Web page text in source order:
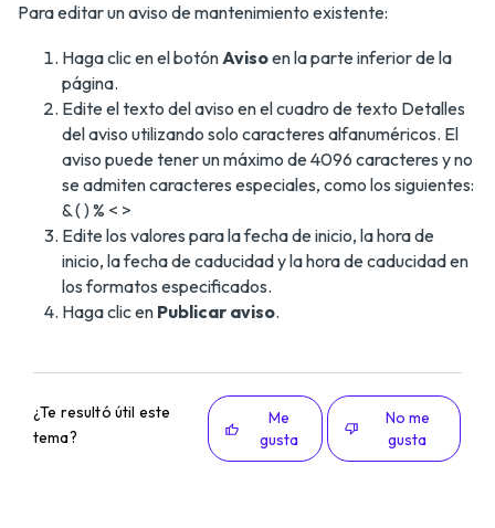
Para editar un aviso de mantenimiento existente:
Haga clic en el botónAvisoen la parte inferior de la
página.
Edite el texto del aviso en el cuadro de texto Detalles
del aviso utilizando solo caracteres alfanuméricos. El
aviso puede tener un máximo de 4096 caracteres y no
se admiten caracteres especiales, como los siguientes:
& ( ) % < >
Edite los valores para la fecha de inicio, la hora de
inicio, la fecha de caducidad y la hora de caducidad en
los formatos especificados.
Haga clic en Publicar aviso.
¿Te resultó útil este
tema?
Me
gusta
No me
gusta